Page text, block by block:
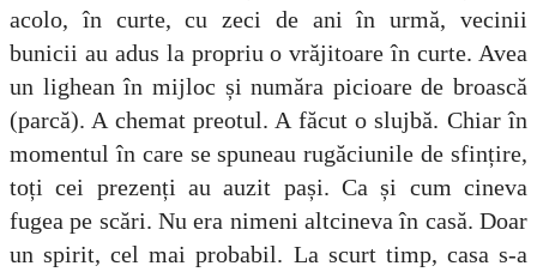
acolo, în curte, cu zeci de ani în urmă, vecinii
bunicii au adus la propriu o vrăjitoare în curte. Avea
un lighean în mijloc și număra picioare de broască
(parcă). A chemat preotul. A făcut o slujbă. Chiar în
momentul în care se spuneau rugăciunile de sfințire,
toți cei prezenți au auzit pași. Ca și cum cineva
fugea pe scări. Nu era nimeni altcineva în casă. Doar
un spirit, cel mai probabil. La scurt timp, casa s-a